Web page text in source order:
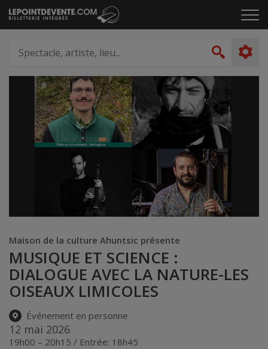
Passer
au
le
artiste,
lieu...
Maison de la culture Ahuntsic présente
MUSIQUE ET SCIENCE :
DIALOGUE AVEC LA NATURE-LES
OISEAUX LIMICOLES
Événement en personne
12 mai 2026
19h00 – 20h15 / Entrée: 18h45